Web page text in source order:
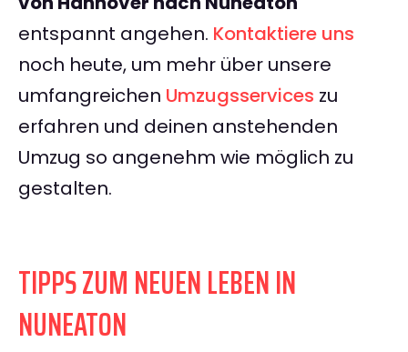
entspannt angehen. Kontaktiere uns
noch heute, um mehr über unsere
umfangreichen Umzugsservices zu
erfahren und deinen anstehenden
Umzug so angenehm wie möglich zu
gestalten.
TIPPS ZUM NEUEN LEBEN IN
NUNEATON